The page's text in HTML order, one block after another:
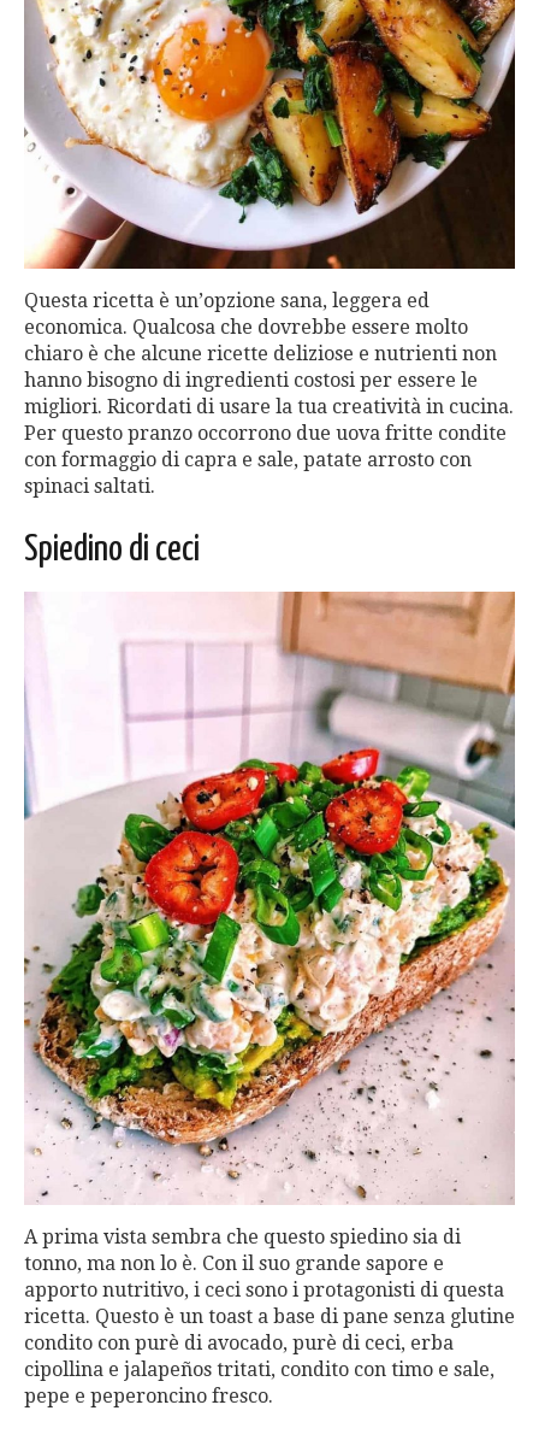
Questa ricetta è un’opzione sana, leggera ed
economica. Qualcosa che dovrebbe essere molto
chiaro è che alcune ricette deliziose e nutrienti non
hanno bisogno di ingredienti costosi per essere le
migliori. Ricordati di usare la tua creatività in cucina.
Per questo pranzo occorrono due uova fritte condite
con formaggio di capra e sale, patate arrosto con
spinaci saltati.
Spiedino di ceci
A prima vista sembra che questo spiedino sia di
tonno, ma non lo è. Con il suo grande sapore e
apporto nutritivo, i ceci sono i protagonisti di questa
ricetta. Questo è un toast a base di pane senza glutine
condito con purè di avocado, purè di ceci, erba
cipollina e jalapeños tritati, condito con timo e sale,
pepe e peperoncino fresco.